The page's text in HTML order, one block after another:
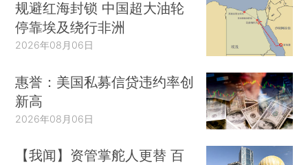
规避红海封锁 中国超大油轮
停靠埃及绕行非洲
2026年08月06日
惠誉：美国私募信贷违约率创
新高
2026年08月06日
【我闻】资管掌舵人更替 百